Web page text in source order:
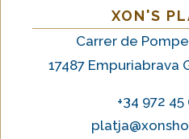
XON'S
Carrer de
17487 Empuriabrava
+34 972 45